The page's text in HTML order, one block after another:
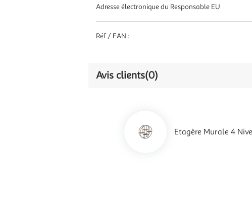
Adresse électronique du Responsable EU
Réf / EAN :
Avis clients(0)
Etagère Murale 4